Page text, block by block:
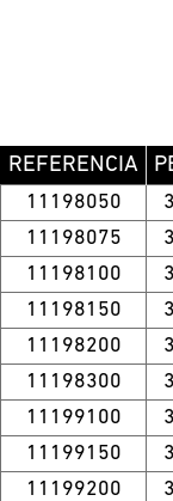
REFERENCIA
11198050
11198075
11198100
11198150
11198200
11198300
11199100
11199150
11199200